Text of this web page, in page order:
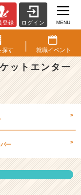
登録 ログイン MENU
探す 就職イベント
ットエンター
>
ー >